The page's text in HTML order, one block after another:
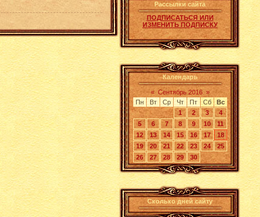
Рассылки сайта
ПОДПИСАТЬСЯ ИЛИ
ИЗМЕНИТЬ ПОДПИСКУ
Календарь
« Сентябрь 2016 »
Пн
Вт Ср Чт Пт Сб
Вс
1
2 3
4
5
6 7 8 9 10
11
12
13 14 15 16 17
18
19
20 21 22 23 24
25
26
27 28 29 30
Сколько дней сайту